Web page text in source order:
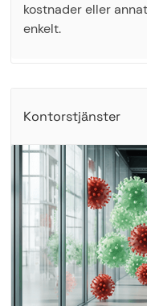
kostnader eller
enkelt.
Kontorstjänster